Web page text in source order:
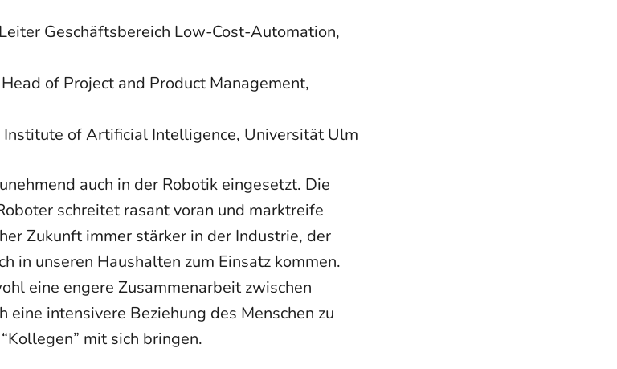
Geschäftsbereich Low-Cost-Automation,
of Project and Product Management,
Institute of Artificial Intelligence, Universität Ulm
auch in der Robotik eingesetzt. Die
schreitet rasant voran und marktreife
Zukunft immer stärker in der Industrie, der
in unseren Haushalten zum Einsatz kommen.
eine engere Zusammenarbeit zwischen
eine intensivere Beziehung des Menschen zu
mit sich bringen.